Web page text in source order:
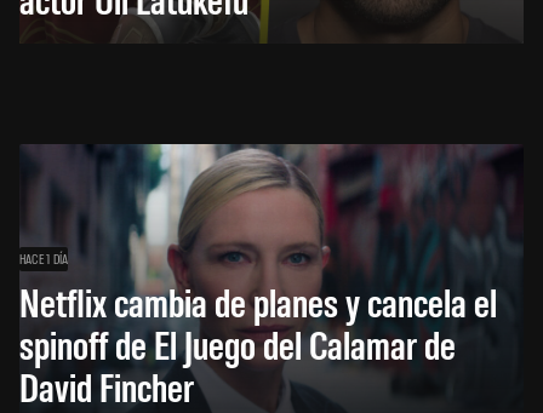
HACE 1 DÍA
Netflix cambia de planes y cancela el
spinoff de El Juego del Calamar de
David Fincher